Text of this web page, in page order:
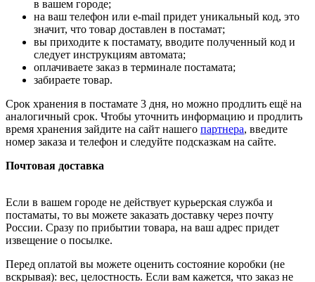
в вашем городе;
на ваш телефон или e-mail придет уникальный код, это
значит, что товар доставлен в постамат;
вы приходите к постамату, вводите полученный код и
следует инструкциям автомата;
оплачиваете заказ в терминале постамата;
забираете товар.
Срок хранения в постамате 3 дня, но можно продлить ещё на
аналогичный срок. Чтобы уточнить информацию и продлить
время хранения зайдите на сайт нашего партнера, введите
номер заказа и телефон и следуйте подсказкам на сайте.
Почтовая доставка
Если в вашем городе не действует курьерская служба и
постаматы, то вы можете заказать доставку через почту
России. Сразу по прибытии товара, на ваш адрес придет
извещение о посылке.
Перед оплатой вы можете оценить состояние коробки (не
вскрывая): вес, целостность. Если вам кажется, что заказ не